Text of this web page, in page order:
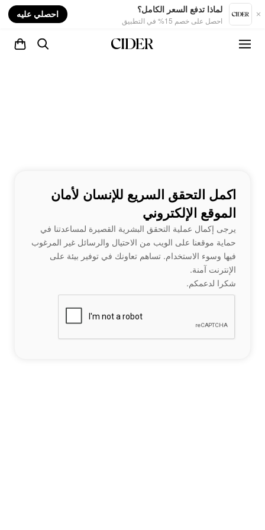
لماذا تدفع السعر الكامل؟
احصل على خصم 15% في التطبيق
احصلي عليه
اكمل التحقق السريع للإنسان لأمان
الموقع الإلكتروني
يرجى إكمال عملية التحقق البشرية القصيرة لمساعدتنا في
حماية موقعنا على الويب من الاحتيال والرسائل غير المرغوب
فيها وسوء الاستخدام. تساهم تعاونك في توفير بيئة على
الإنترنت آمنة.
شكرا لدعمكم.